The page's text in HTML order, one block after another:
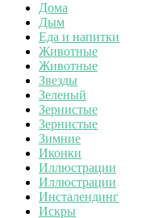
Дома
Дым
Еда и напитки
Животные
Животные
Звезды
Зеленый
Зернистые
Зернистые
Зимние
Иконки
Иллюстрации
Иллюстрации
Инсталендинг
Искры